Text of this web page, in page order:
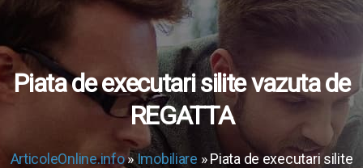
Piata de executari silite vazuta de
REGATTA
ArticoleOnline.info»Imobiliare » Piata de executari silite